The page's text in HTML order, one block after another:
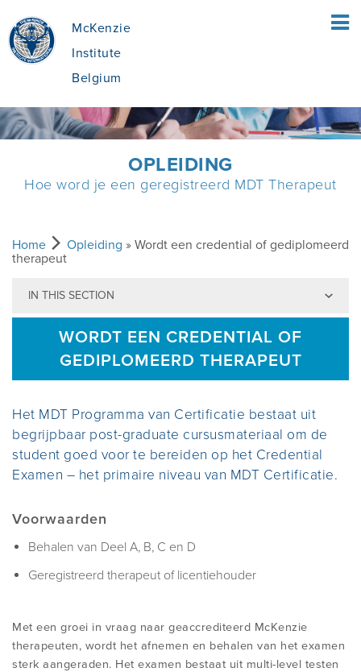
McKenzie
Institute
Belgium
HOME
PATIËNTEN
WAT IS DE MCKENZIE METHODE®?
WAT HOUDT DE MCKENZIE METHODE®
IN?
IS DE METHODE VOOR MIJ GESCHIKT?
VIND EEN THERAPEUT
HANDIGE LINKS
THERAPEUTEN
DE MCKENZIE METHODE
VOORDELEN VAN MDT
MISVATTINGEN
REGISTRATIE
ONDERZOEK EN BRONNEN
INFO VOOR VERWIJZERS
HANDIGE LINKS
OPLEIDING
VIND EEN CURSUS
INHOUD VAN DE CURSUSSEN
KOSTEN EN ACCREDITATIE
CURSUSSEN ALGEMENE INFORMATIE
WORDT EEN CREDENTIAL OF
INFO VOOR GEREGISTREERDEN
OVER VZW MCKENZIE INSTITUTE BELGIUM
OVER MCKENZIE INTERNATIONAL
PRIVACY STATEMENT
NIEUWS
CONTACT
BIJKOMENDE CONTACTGEGEVENS
BLOG
Français
Leden Login
OPLEIDING
Hoe word je een geregistreerd MDT Therapeut
Home Opleiding » Wordt een credential of gediplomeerd
therapeut
IN THIS SECTION
WORDT EEN CREDENTIAL OF
GEDIPLOMEERD THERAPEUT
Het MDT Programma van Certificatie bestaat uit
begrijpbaar post-graduate cursusmateriaal om de
student goed voor te bereiden op het Credential
Examen – het primaire niveau van MDT Certificatie.
Voorwaarden
Behalen van Deel A, B, C en D
Geregistreerd therapeut of licentiehouder
Met een groei in vraag naar geaccrediteerd McKenzie
therapeuten, wordt het afnemen en behalen van het examen
sterk aangeraden. Het examen bestaat uit multi-level testen